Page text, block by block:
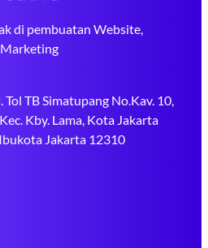
di pembuatan Website,
Marketing
TB Simatupang No.Kav. 10,
Kby. Lama, Kota Jakarta
Jakarta 12310